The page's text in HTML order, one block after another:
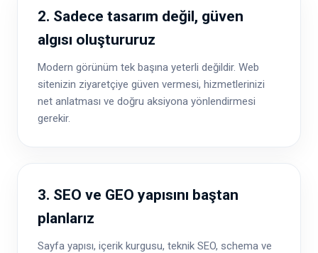
2. Sadece tasarım değil, güven
algısı oluştururuz
Modern görünüm tek başına yeterli değildir. Web
sitenizin ziyaretçiye güven vermesi, hizmetlerinizi
net anlatması ve doğru aksiyona yönlendirmesi
gerekir.
3. SEO ve GEO yapısını baştan
planlarız
Sayfa yapısı, içerik kurgusu, teknik SEO, schema ve